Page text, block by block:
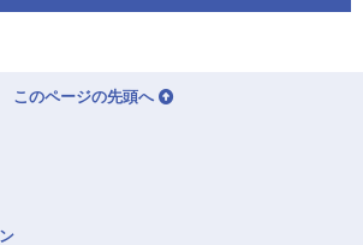
このページの先頭へ